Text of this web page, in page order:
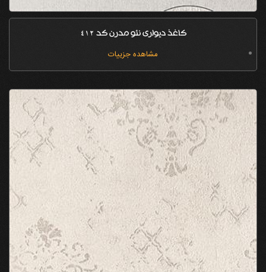
کاغذ دیواری نئو مدرن کد 412
مشاهده جزییات